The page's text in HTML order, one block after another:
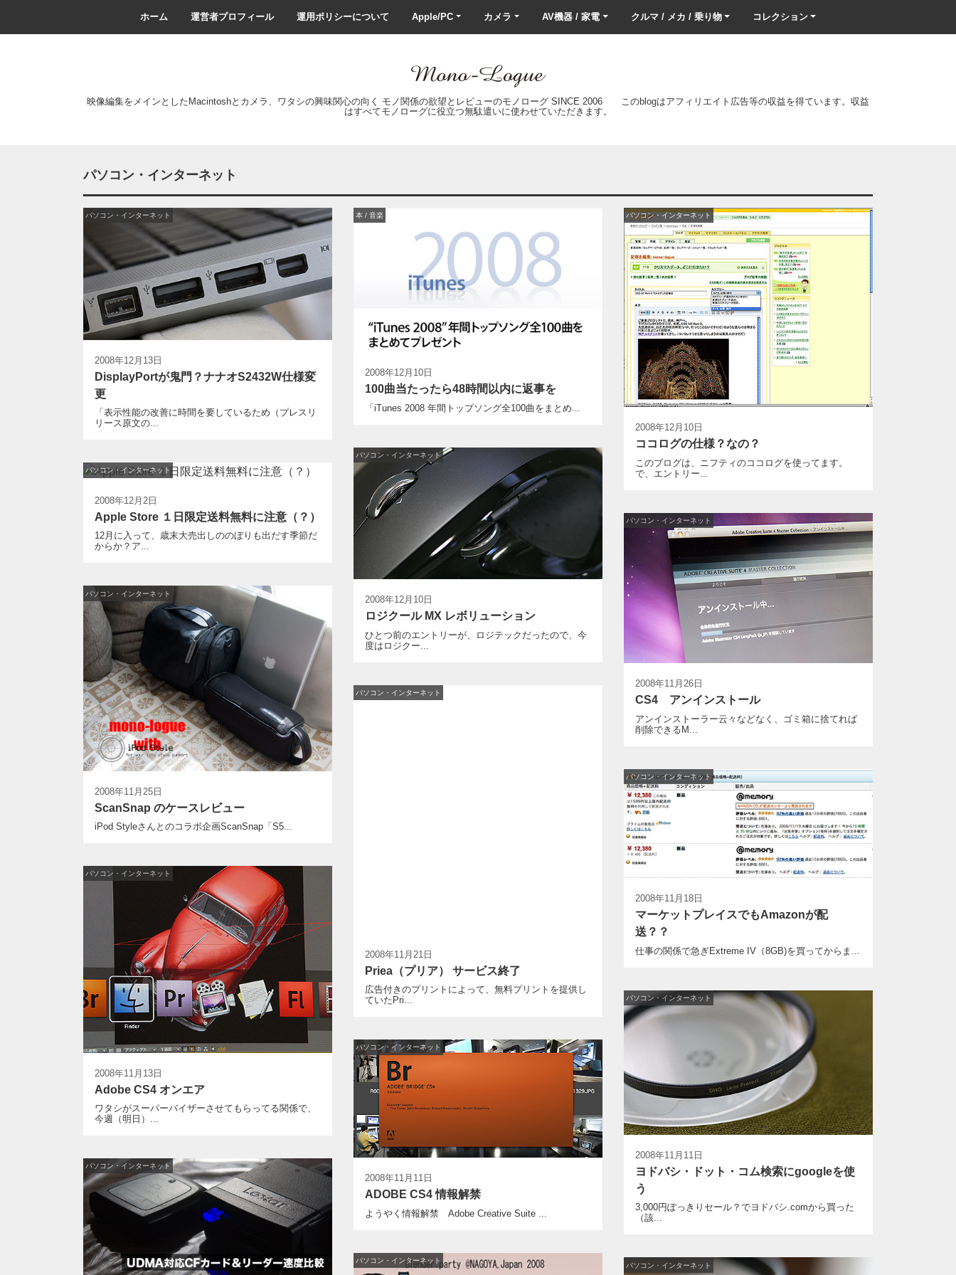
ホーム 運営者プロフィール 運用ポリシーについて Apple/PC カメラ AV機器 / 家電 クルマ / メカ / 乗り物 コレクション
映像編集をメインとしたMacintoshとカメラ、ワタシの興味関心の向く モノ関係の欲望とレビューのモノローグ SINCE 2006 このblogはアフィリエイト広告等の収益を得ています。収益
はすべてモノローグに役立つ無駄遣いに使わせていただきます。
パソコン・インターネット
2008年12月13日
パソコン・インターネット
DisplayPortが鬼門？ナナオS2432W仕様変
更
「表示性能の改善に時間を要しているため（プレスリ
リース原文の...
2008年12月10日
本 / 音楽
100曲当たったら48時間以内に返事を
「iTunes 2008 年間トップソング全100曲をまとめ...
2008年12月10日
パソコン・インターネット
ココログの仕様？なの？
このブログは、ニフティのココログを使ってます。
で、エントリー...
2008年12月10日
パソコン・インターネット
ロジクール MX レボリューション
ひとつ前のエントリーが、ロジテックだったので、今
度はロジクー...
2008年12月2日
パソコン・インターネット
Apple Store １日限定送料無料に注意（？）
12月に入って、歳末大売出しののぼりも出だす季節だ
からか？ア...
2008年11月26日
パソコン・インターネット
CS4 アンインストール
アンインストーラー云々などなく、ゴミ箱に捨てれば
削除できるM...
2008年11月25日
パソコン・インターネット
ScanSnap のケースレビュー
iPod Styleさんとのコラボ企画ScanSnap「S5...
2008年11月21日
パソコン・インターネット
Priea（プリア） サービス終了
広告付きのプリントによって、無料プリントを提供し
ていたPri...
2008年11月18日
パソコン・インターネット
マーケットプレイスでもAmazonが配
送？？
仕事の関係で急ぎExtreme IV（8GB)を買ってからま...
2008年11月13日
パソコン・インターネット
Adobe CS4 オンエア
ワタシがスーパーバイザーさせてもらってる関係で、
今週（明日）...
2008年11月11日
パソコン・インターネット
ヨドバシ・ドット・コム検索にgoogleを使
う
3,000円ぽっきりセール？でヨドバシ.comから買った
（該...
2008年11月11日
パソコン・インターネット
ADOBE CS4 情報解禁
ようやく情報解禁 Adobe Creative Suite ...
パソコン・インターネット
パソコン・インターネット
パソコン・インターネット